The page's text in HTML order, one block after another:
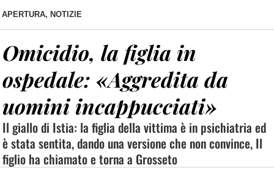
APERTURA, NOTIZIE
Omicidio, la figlia in
ospedale: «Aggredita da
uomini incappucciati»
Il giallo di Istia: la figlia della vittima è in psichiatria ed
è stata sentita, dando una versione che non convince, Il
figlio ha chiamato e torna a Grosseto